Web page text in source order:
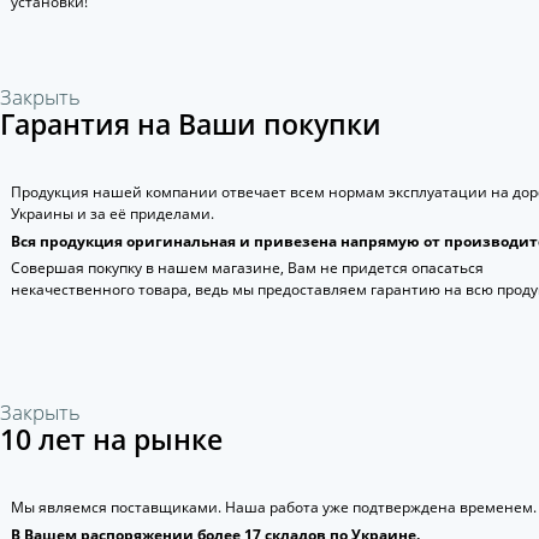
Закрыть
Гарантия на Ваши покупки
Продукция нашей компании отвечает всем нормам эксплуатации на
Украины и за её приделами.
Вся продукция оригинальная и привезена напрямую от
Совершая покупку в нашем магазине, Вам не придется опасаться
некачественного товара, ведь мы предоставляем гарантию на всю
Закрыть
10 лет на рынке
Мы являемся поставщиками. Наша работа уже подтверждена временем.
В Вашем распоряжении более 17 складов по Украине.